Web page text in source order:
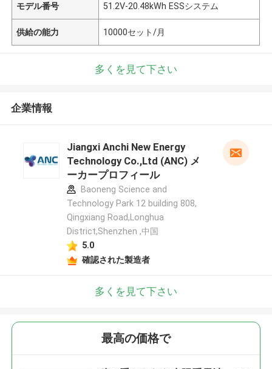
モデル番号 51.2V-20.48kWh ESSシステム
供給の能力 10000セット/月
多くを見て下さい
企業情報
Jiangxi Anchi New Energy
Technology Co.,Ltd (ANC) メ
ーカープロフィール
Baoneng Science and
Technology Park 12 building 808,
Qingxiang Road,Longhua
District,Shenzhen ,中国
5.0
確認された製造者
多くを見て下さい
最高の価格で